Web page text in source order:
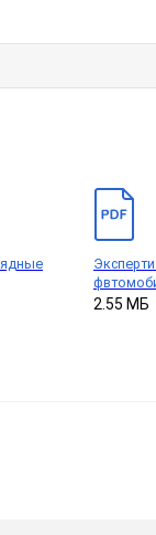
2.55 МБ